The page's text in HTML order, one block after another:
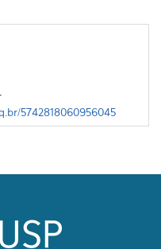
5742818060956045